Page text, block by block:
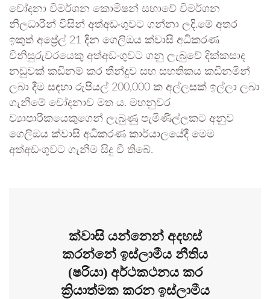
චෝදනා විමර්ශන කොමිෂන් සභාවේ විමර්ශන
නිලධාරීන් විසින් අත්අඩංගුවට ගන්නා ලදි.මේ අතර
ඉකුත් අප්‍රේල් 21 දින ගෙලිඔය ක්වාසි අධිකරණ
විනිසුරුවරයෙකු අත්අඩංගුවට ගනු ලැබුවේ දික්කසාද
නඩුවක් කඩිනම් කර තීන්දුව සහ සහතිකය කඩිනමින්
ලබා දීම සඳහා රුපියල් 200,000 ක අල්ලසක් ඉල්ලා ලබා
ගැනීමේ චෝදනාව මත ය. මහනුවර
ව්‍යාපාරිකයෙකුගෙන් ලැබුණු පැමිණිල්ලකට අනුව
ගෙලිඔය ක්වාසි අධිකරණ කාර්යාලයේදී මෙම
අත්අඩංගුවට ගැනීම සිදු වී තිබේ.
ක්වාසි යන්නෙන් අදහස්
කරන්නේ ඉස්ලාමීය නීතිය
(ෂරියා) අර්ථකථනය කර
ක්‍රියාත්මක කරන ඉස්ලාමීය